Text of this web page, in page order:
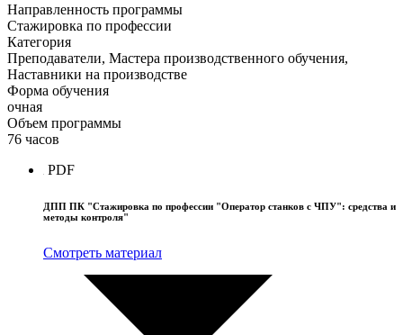
Направленность программы
Стажировка по профессии
Категория
Преподаватели, Мастера производственного обучения,
Наставники на производстве
Форма обучения
очная
Объем программы
76 часов
PDF
ДПП ПК "Стажировка по профессии "Оператор станков с ЧПУ": средства и
методы контроля"
Смотреть материал